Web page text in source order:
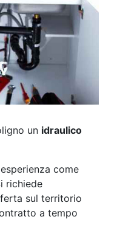
un idraulico
come
richiede
sul territorio
a tempo